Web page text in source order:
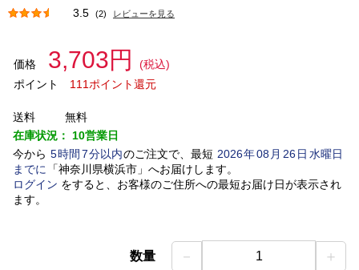
3.5 (2) レビューを見る
価格 3,703円
(税込)
ポイント
111ポイント還元
送料
無料
在庫状況： 10営業日
今から 5時間 7分以内のご注文で、最短 2026年08 月 26日水曜日
までに
「神奈川県横浜市」 へお届けします。
ログイン をすると、お客様のご住所への最短お届け日が表示され
ます。
数量 － 1 ＋